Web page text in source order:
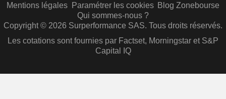
Mentions légales Paramétrer les cookies Blog Zonebourse
Qui sommes-nous ?
Copyright © 2026 Surperformance SAS. Tous droits réservés.
Les cotations sont fournies par Factset, Morningstar et S&P
Capital IQ